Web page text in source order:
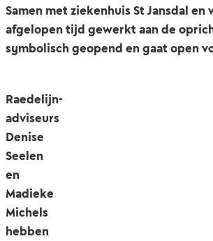
Samen met ziekenhuis St Jansdal
afgelopen tijd gewerkt aan de
symbolisch geopend en gaat open
Raedelijn-
adviseurs
Denise
Seelen
en
Madieke
Michels
hebben